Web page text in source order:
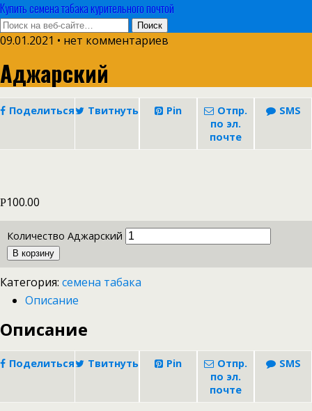
Купить семена табака курительного почтой
09.01.2021 • нет комментариев
Аджарский
Поделиться Твитнуть Pin
Отпр.
по эл.
почте
SMS
Р100.00
Количество Аджарский
В корзину
Категория: семена табака
Описание
Описание
Поделиться Твитнуть Pin
Отпр.
по эл.
почте
SMS